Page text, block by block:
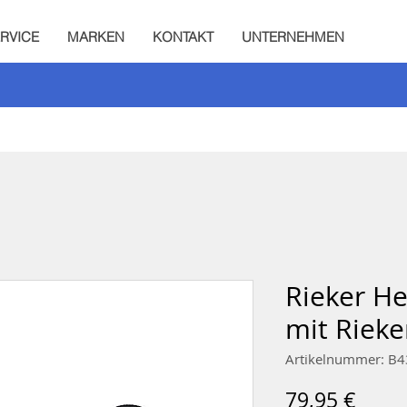
MARKEN KONTAKT UNTERNEHMEN
Rieker
mit
Artikelnummer:
79,95 €